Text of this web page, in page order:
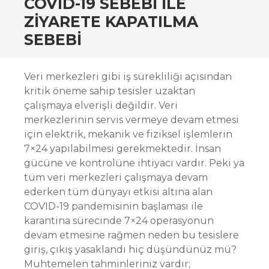
COVID-19 SEBEBI ILE
ZIYARETE KAPATILMA
SEBEBI
Veri merkezleri gibi iş sürekliliği açısından
kritik öneme sahip tesisler uzaktan
çalışmaya elverişli değildir. Veri
merkezlerinin servis vermeye devam etmesi
için elektrik, mekanik ve fiziksel işlemlerin
7×24 yapılabilmesi gerekmektedir. İnsan
gücüne ve kontrolüne ihtiyacı vardır. Peki ya
tüm veri merkezleri çalışmaya devam
ederken tüm dünyayı etkisi altına alan
COVID-19 pandemisinin başlaması ile
karantina sürecinde 7×24 operasyonun
devam etmesine rağmen neden bu tesislere
giriş, çıkış yasaklandı hiç düşündünüz mü?
Muhtemelen tahminleriniz vardır;